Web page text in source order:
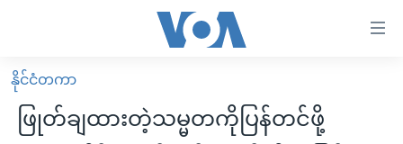
လွယ်ကူ
စေ
မူလစာမျက်နှာ
မြန်မာ
နိုင်ငံတကာ
ဖြုတ်ချထားတဲ့သမ္မတကိုပြန်တင်ဖို့